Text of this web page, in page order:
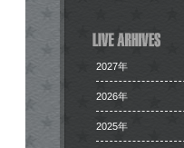
2027年
2026年
2025年